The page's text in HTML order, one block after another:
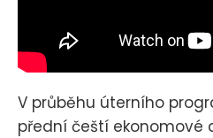
V průběhu úterního
přední čeští ekonomové